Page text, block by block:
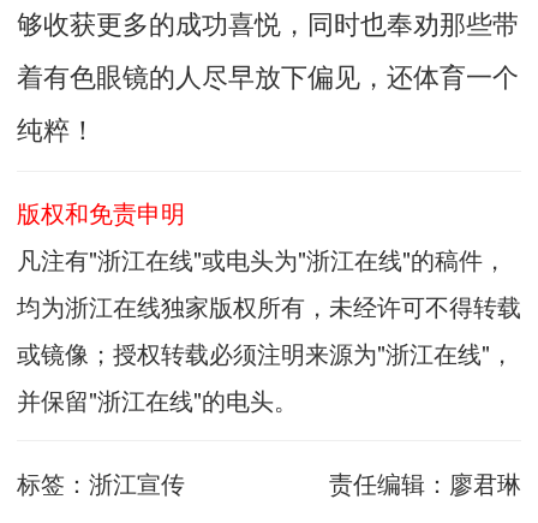
够收获更多的成功喜悦，同时也奉劝那些带
着有色眼镜的人尽早放下偏见，还体育一个
纯粹！
版权和免责申明
凡注有"浙江在线"或电头为"浙江在线"的稿件，
均为浙江在线独家版权所有，未经许可不得转载
或镜像；授权转载必须注明来源为"浙江在线"，
并保留"浙江在线"的电头。
标签： 浙江宣传 责任编辑： 廖君琳